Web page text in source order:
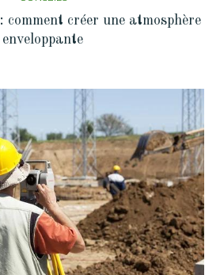
comment créer une atmosphère
enveloppante